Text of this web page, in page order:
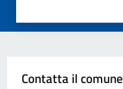
Contatta il comune